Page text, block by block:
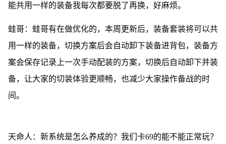
能共用一样的装备我每次都要脱了再换，好麻烦。
蛙哥：蛙哥有在做优化的，本周更新后，装备套装将可以共
用一样的装备，切换方案后会自动卸下装备进背包，装备方
案会保存记录上一次手动配装的方案，切换后自动卸下并装
备，让大家的切装体验更顺畅，也减少大家操作备战的时
间。
天命人：新系统是怎么养成的？我们卡69的能不能正常玩？